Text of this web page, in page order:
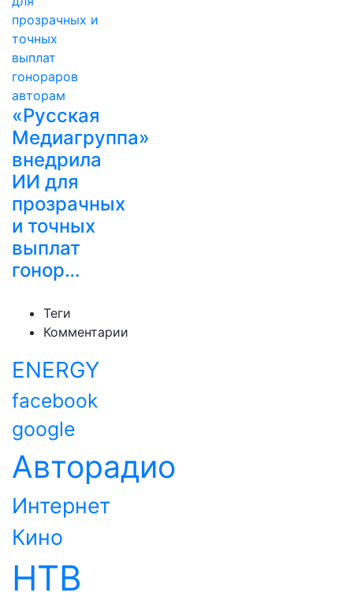
«Русская
Медиагруппа»
внедрила
ИИ для
прозрачных
и точных
выплат
гонор…
Теги
Комментарии
ENERGY
facebook
google
Авторадио
Интернет
Кино
НТВ